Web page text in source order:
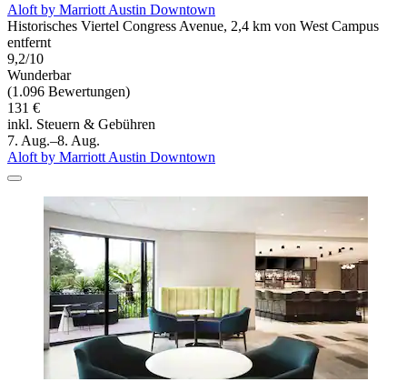
Aloft by Marriott Austin Downtown
Historisches Viertel Congress Avenue, 2,4 km von West Campus
entfernt
9,2/10
Wunderbar
(1.096 Bewertungen)
131 €
inkl. Steuern & Gebühren
7. Aug.–8. Aug.
Aloft by Marriott Austin Downtown